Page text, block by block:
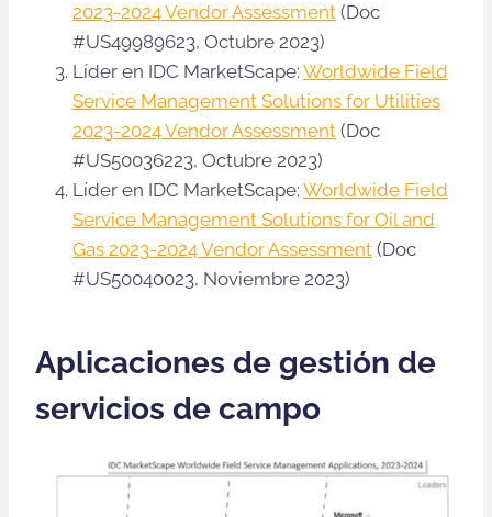
2023-2024 Vendor Assessment (Doc
#US49989623, Octubre 2023)
Líder en IDC MarketScape: Worldwide Field
Service Management Solutions for Utilities
2023-2024 Vendor Assessment (Doc
#US50036223, Octubre 2023)
Líder en IDC MarketScape: Worldwide Field
Service Management Solutions for Oil and
Gas 2023-2024 Vendor Assessment (Doc
#US50040023, Noviembre 2023)
Aplicaciones de gestión de
servicios de campo